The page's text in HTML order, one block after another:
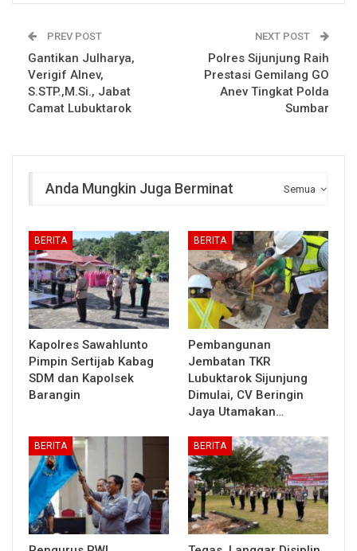
PREV POST
Gantikan Julharya,
Verigif Alnev,
S.STP.,M.Si., Jabat
Camat Lubuktarok
NEXT POST
Polres Sijunjung Raih
Prestasi Gemilang GO
Anev Tingkat Polda
Sumbar
Semua
Anda Mungkin Juga Berminat
BERITA
Kapolres Sawahlunto
Pimpin Sertijab Kabag
SDM dan Kapolsek
Barangin
BERITA
Pembangunan
Jembatan TKR
Lubuktarok Sijunjung
Dimulai, CV Beringin
Jaya Utamakan…
BERITA BERITA